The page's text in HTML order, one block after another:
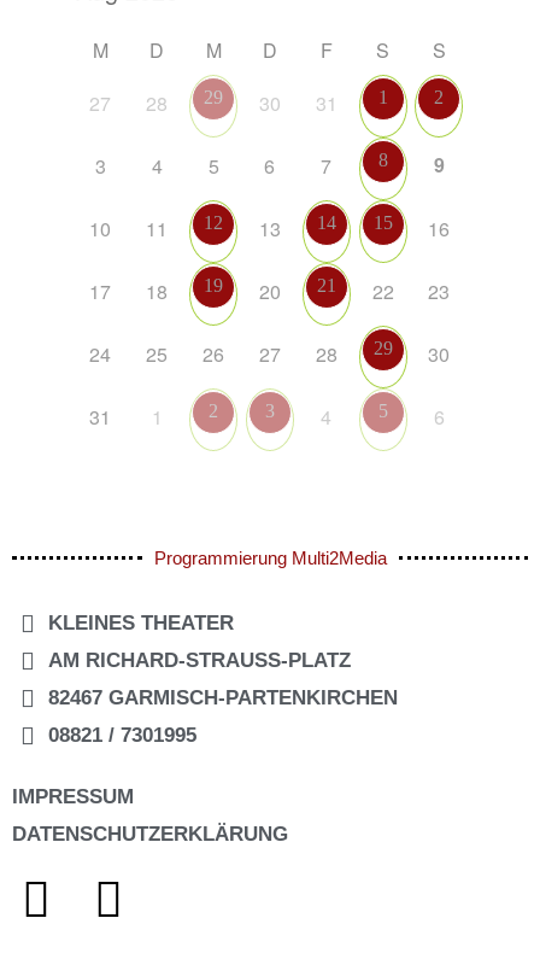
M D M D F S
S
27
28 29 30 31 1 2
3 4 5 6 7 8 9
10 11 12 13 14 15 16
17 18 19 20 21 22 23
24 25 26 27 28 29 30
31 1 2 3 4 5 6
Programmierung Multi2Media
KLEINES THEATER
AM RICHARD-STRAUSS-PLATZ
82467 GARMISCH-PARTENKIRCHEN
08821 / 7301995
IMPRESSUM
DATENSCHUTZERKLÄRUNG